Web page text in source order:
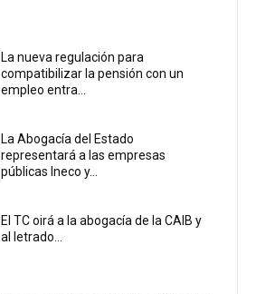
La nueva regulación para
compatibilizar la pensión con un
empleo entra...
La Abogacía del Estado
representará a las empresas
públicas Ineco y...
El TC oirá a la abogacía de la CAIB y
al letrado...